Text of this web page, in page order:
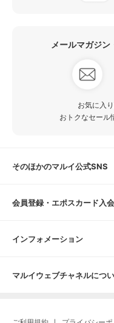
メールマガジン
お気に入
おトクなセール
そのほかのマルイ公式SNS
会員登録・エポスカード入会
インフォメーション
マルイウェブチャネルにつ